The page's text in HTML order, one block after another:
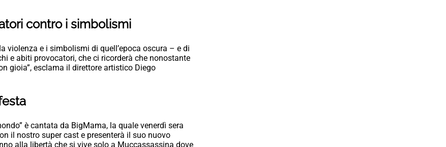
contro i simbolismi
violenza e i simbolismi di quell’epoca oscura – e di
e abiti provocatori, che ci ricorderà che nonostante
gioia”, esclama il direttore artistico Diego
è cantata da BigMama, la quale venerdì sera
il nostro super cast e presenterà il suo nuovo
alla libertà che si vive solo a Muccassassina dove